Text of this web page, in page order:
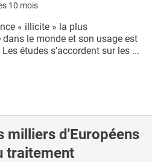
10 mois
« illicite » la plus
le monde et son usage est
études s’accordent sur les ...
milliers d'Européens
traitement